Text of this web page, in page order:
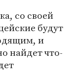
со своей
будут
и
найдет что-